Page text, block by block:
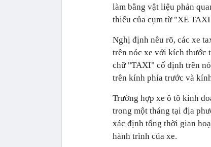
làm bằng vật liệu phản
thiểu của cụm từ "XE
Nghị định nêu rõ, các xe
trên nóc xe với kích thước
chữ "TAXI" cố định trên
trên kính phía trước và
Trường hợp xe ô tô kinh
trong một tháng tại địa
xác định tổng thời gian
hành trình của xe.